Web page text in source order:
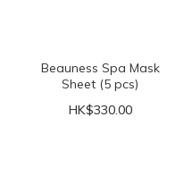
Beauness Spa Mask
Sheet (5 pcs)
HK$330.00